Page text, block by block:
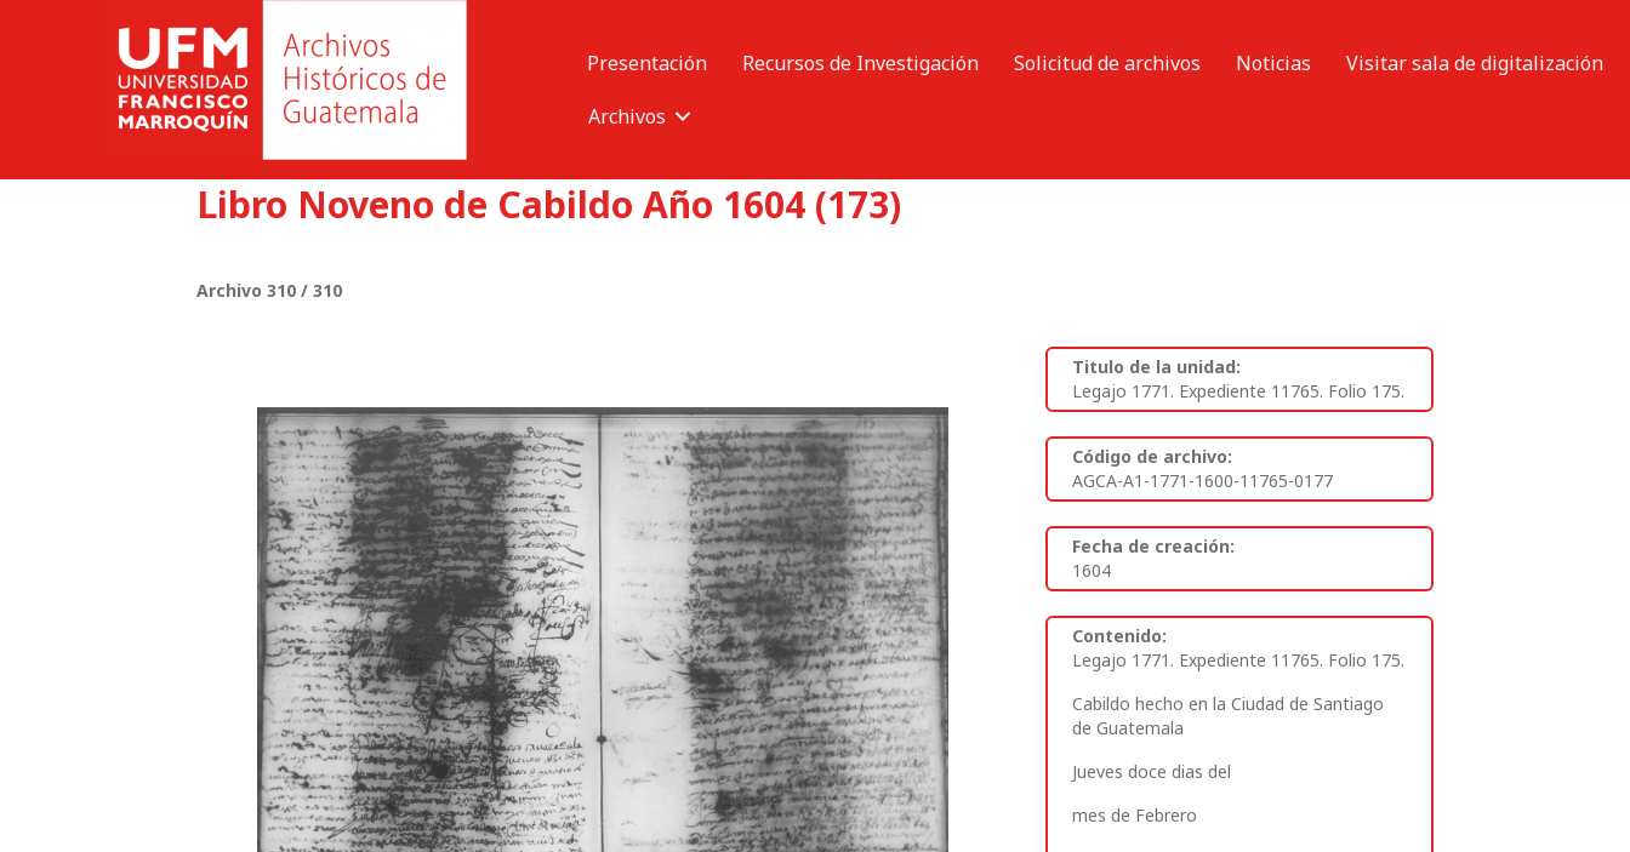
Presentación Recursos de Investigación Solicitud de archivos Noticias
Visitar sala de digitalización
Archivos
Libro Noveno de Cabildo Año 1604 (173)
Archivo 310 / 310
Titulo de la unidad:
Legajo 1771. Expediente 11765. Folio 175.
Código de archivo:
AGCA-A1-1771-1600-11765-0177
Fecha de creación:
1604
Contenido:
Legajo 1771. Expediente 11765. Folio 175.
Cabildo hecho en la Ciudad de Santiago
de Guatemala
Jueves doce dias del
mes de Febrero